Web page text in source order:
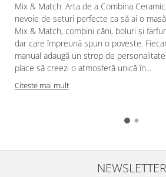
Mix & Match: Arta de a Combina
nevoie de seturi perfecte ca să ai o
Mix & Match, combini căni, boluri și
dar care împreună spun o poveste.
manual adaugă un strop de
place să creezi o atmosferă unică în...
Citeste mai mult
NEWSLETTER